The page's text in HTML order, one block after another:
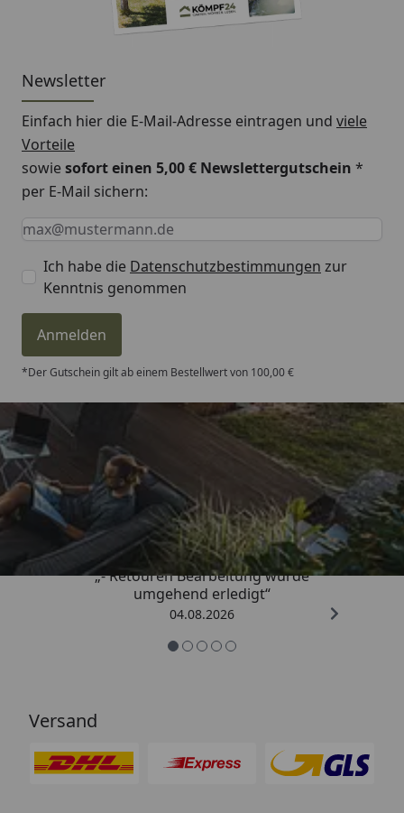
Newsletter
Einfach hier die E-Mail-Adresse eintragen und viele
Vorteile
sowiesofort einen 5,00 € Newslettergutschein *
per E-Mail sichern:
Keine Eingabe erforderlich
Eingabe erforderlich
E-Mail *
Ich habe die Datenschutzbestimmungen zur
Kenntnis genommen
Anmelden
*Der Gutschein gilt ab einem Bestellwert von 100,00 €
Trusted Shops
4,81/ 5
„- Retouren Bearbeitung wurde
umgehend erledigt“
04.08.2026
Versand